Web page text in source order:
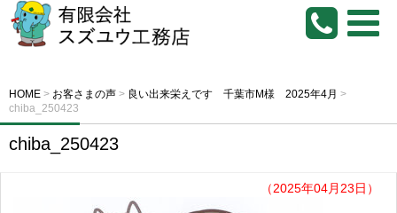
HOME > お客さまの声 > 良い出来栄えです 千葉市M様 2025年4月 >
chiba_250423
chiba_250423
（2025年04月23日）